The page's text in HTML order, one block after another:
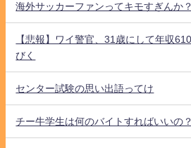
海外サッカーファンってキモすぎんか？
【悲報】ワイ警官、31歳にして年収
びく
センター試験の思い出語ってけ
チー牛学生は何のバイトすればいいの？